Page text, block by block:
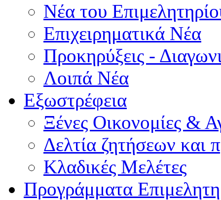
Νέα του
Επιχειρηματικά Νέα
Προκηρύξεις -
Λοιπά Νέα
Εξωστρέφεια
Ξένες Οικονομίες &
Δελτία ζητήσεων
Κλαδικές Μελέτες
Προγράμματα